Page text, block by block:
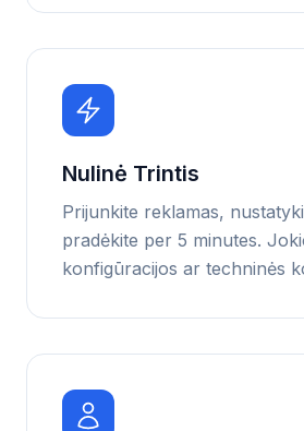
Nulinė Trintis
Prijunkite reklamas,
pradėkite per 5 minutes.
konfigūracijos ar techninės